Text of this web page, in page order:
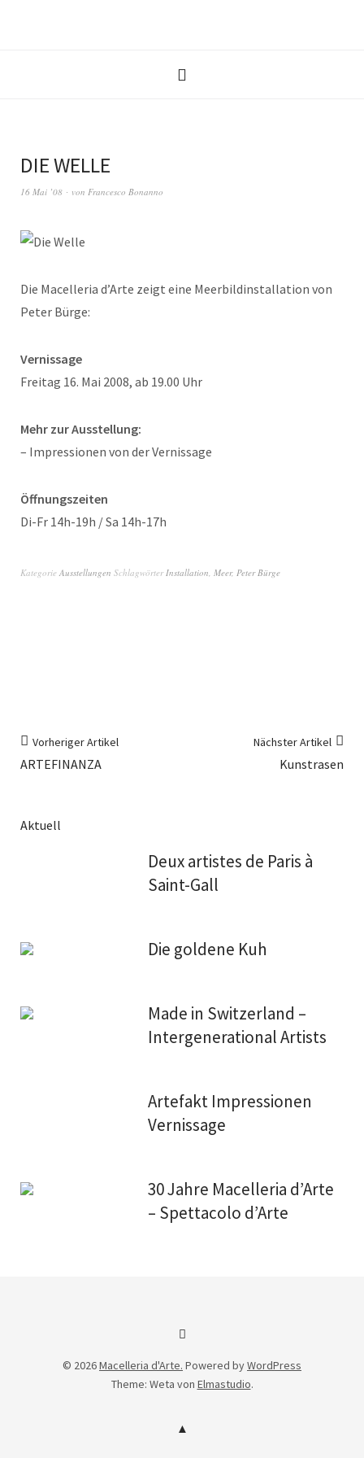
DIE WELLE
16 Mai ’08 von Francesco Bonanno
Die Macelleria d’Arte zeigt eine Meerbildinstallation von
Peter Bürge:
Vernissage
Freitag 16. Mai 2008, ab 19.00 Uhr
Mehr zur Ausstellung:
– Impressionen von der Vernissage
Öffnungszeiten
Di-Fr 14h-19h / Sa 14h-17h
Kategorie Ausstellungen SchlagwörterInstallation, Meer, Peter Bürge
Vorheriger Artikel
ARTEFINANZA
Nächster Artikel
Kunstrasen
Aktuell
Deux artistes de Paris à
Saint-Gall
Die goldene Kuh
Made in Switzerland –
Intergenerational Artists
Artefakt Impressionen
Vernissage
30 Jahre Macelleria d’Arte
– Spettacolo d’Arte
Facebook
© 2026Macelleria d'Arte. Powered byWordPress
Theme: Weta von Elmastudio.